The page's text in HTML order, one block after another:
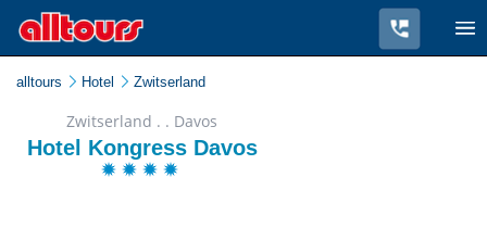
alltours Hotel Zwitserland
Zwitserland . . Davos
Hotel Kongress Davos